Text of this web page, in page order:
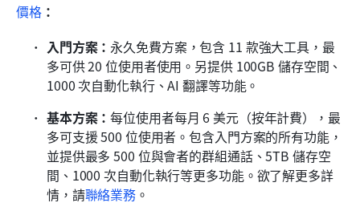
價格：
入門方案： 永久免費方案，包含 11 款強大工具，最
多可供 20 位使用者使用。另提供 100GB 儲存空間、
1000 次自動化執行、AI 翻譯等功能。
基本方案：每位使用者每月 6 美元（按年計費），最
多可支援 500 位使用者。包含入門方案的所有功能，
並提供最多 500 位與會者的群組通話、5TB 儲存空
間、1000 次自動化執行等更多功能。欲了解更多詳
情，請聯絡業務 。